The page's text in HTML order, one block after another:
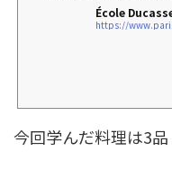
École
https://
今回学んだ料理は3品